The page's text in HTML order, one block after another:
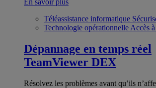
En savoir plus
Téléassistance informatique
Technologie opérationnelle Accès
Dépannage en temps réel
TeamViewer DEX
Résolvez les problèmes avant qu’ils